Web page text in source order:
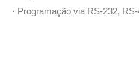
· Programação via RS-232,